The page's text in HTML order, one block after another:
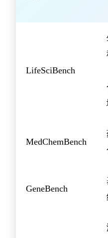
LifeSciBench
MedChemBench
GeneBench